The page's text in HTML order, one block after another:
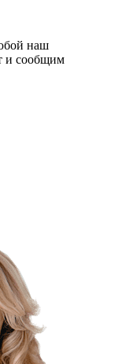
наш
и сообщим